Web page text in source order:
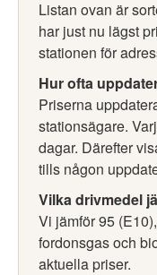
Listan ovan är
har just nu lägst
stationen för
Hur ofta
Priserna
stationsägare.
dagar. Därefter
tills någon
Vilka drivmedel
Vi jämför 95
fordonsgas och
aktuella priser.